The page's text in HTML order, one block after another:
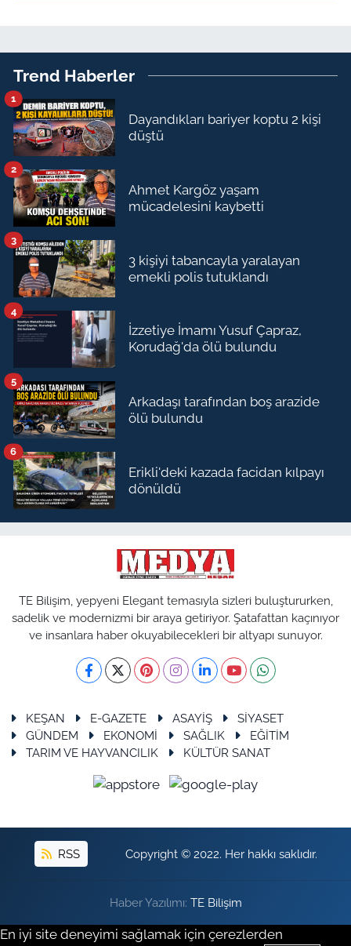
Trend Haberler
Dayandıkları bariyer koptu 2 kişi
düştü
1
Ahmet Kargöz yaşam
mücadelesini kaybetti
2
3 kişiyi tabancayla yaralayan
emekli polis tutuklandı
3
İzzetiye İmamı Yusuf Çapraz,
Korudağ'da ölü bulundu
4
Arkadaşı tarafından boş arazide
ölü bulundu
5
Erikli'deki kazada facidan kılpayı
dönüldü
6
TE Bilişim, yepyeni Elegant temasıyla sizleri buluştururken,
sadelik ve modernizmi bir araya getiriyor. Şatafattan kaçınıyor
ve insanlara haber okuyabilecekleri bir altyapı sunuyor.
KEŞAN E-GAZETE ASAYİŞ
SİYASET
GÜNDEM
EKONOMİ SAĞLIK
EĞİTİM
TARIM VE HAYVANCILIK
KÜLTÜR SANAT
RSS Copyright © 2022. Her hakkı saklıdır.
Haber Yazılımı: TE Bilişim
En iyi site deneyimi sağlamak için çerezlerden